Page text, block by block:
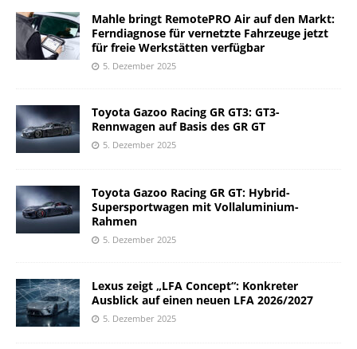
Mahle bringt RemotePRO Air auf den Markt:
Ferndiagnose für vernetzte Fahrzeuge jetzt
für freie Werkstätten verfügbar
5. Dezember 2025
Toyota Gazoo Racing GR GT3: GT3-
Rennwagen auf Basis des GR GT
5. Dezember 2025
Toyota Gazoo Racing GR GT: Hybrid-
Supersportwagen mit Vollaluminium-
Rahmen
5. Dezember 2025
Lexus zeigt „LFA Concept“: Konkreter
Ausblick auf einen neuen LFA 2026/2027
5. Dezember 2025